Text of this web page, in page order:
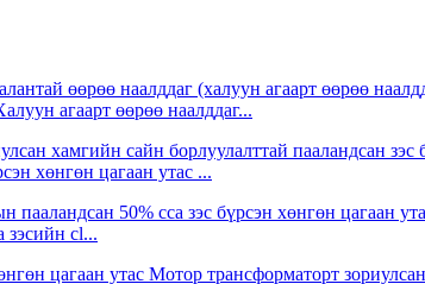
агаарт өөрөө наалддаг...
хөнгөн цагаан утас ...
зэсийн cl...